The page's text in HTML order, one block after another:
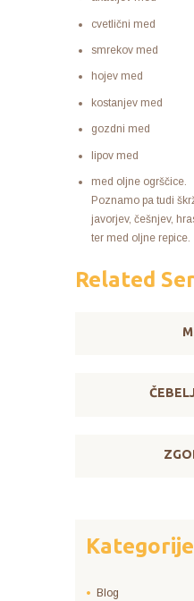
cvetlični med
smrekov med
hojev med
kostanjev med
gozdni med
lipov med
med oljne ogrščice.
Poznamo pa tudi
javorjev, češnjev,
ter med oljne repice.
Related
Kategorije
Blog